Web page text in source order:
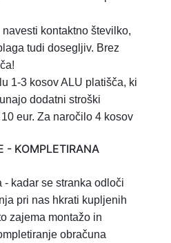
kontaktno številko,
tudi dosegljiv. Brez
1-3 kosov ALU platišča, ki
dodatni stroški
eur. Za naročilo 4 kosov
- KOMPLETIRANA
- kadar se stranka odloči
pri nas hkrati kupljenih
zajema montažo in
obračuna